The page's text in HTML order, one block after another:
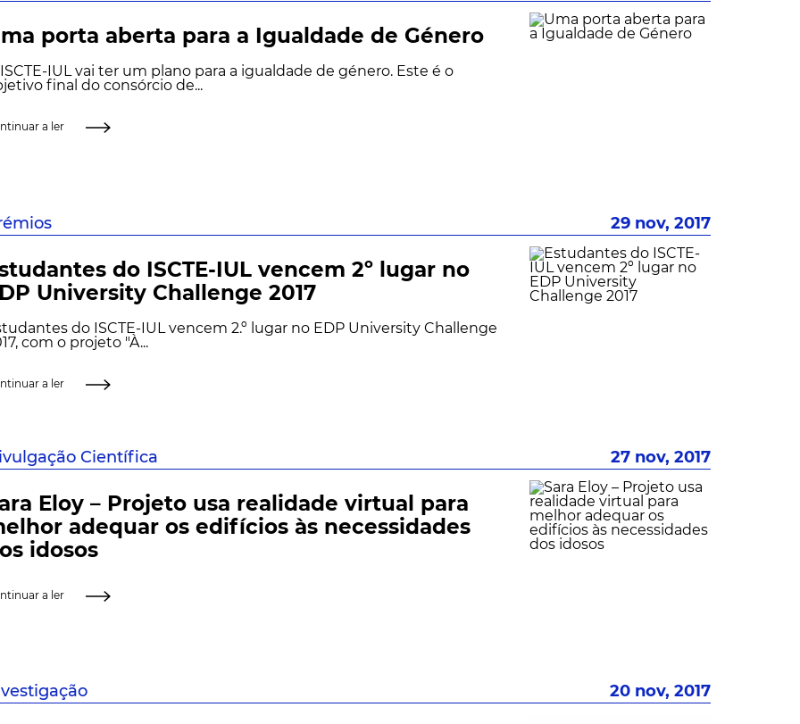
porta aberta para a Igualdade de Género
IUL vai ter um plano para a igualdade de género. Este é o
final do consórcio de...
a ler
29 nov, 2017
do ISCTE-IUL vencem 2º lugar no
University Challenge 2017
do ISCTE-IUL vencem 2.º lugar no EDP University Challenge
com o projeto "À...
a ler
Científica 27 nov, 2017
Eloy – Projeto usa realidade virtual para
adequar os edifícios às necessidades
idosos
a ler
20 nov, 2017